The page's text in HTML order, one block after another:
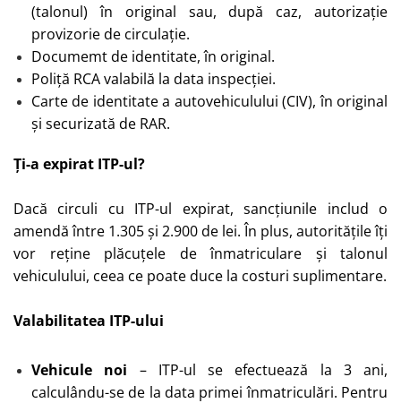
(talonul) în original sau, după caz, autorizație
provizorie de circulație.
Documemt de identitate, în original.
Poliță RCA valabilă la data inspecției.
Carte de identitate a autovehiculului (CIV), în original
și securizată de RAR.
Ți-a expirat ITP-ul?
Dacă circuli cu ITP-ul expirat, sancțiunile includ o
amendă între 1.305 și 2.900 de lei. În plus, autoritățile îți
vor reține plăcuțele de înmatriculare și talonul
vehiculului, ceea ce poate duce la costuri suplimentare.
Valabilitatea ITP-ului
Vehicule noi – ITP-ul se efectuează la 3 ani,
calculându-se de la data primei înmatriculări. Pentru